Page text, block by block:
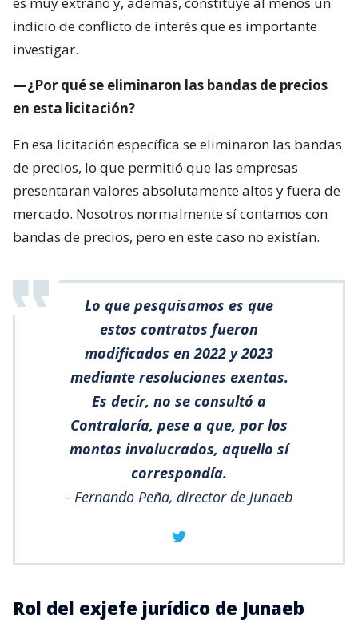
indicio de conflicto de interés que es importante
investigar.
—¿Por qué se eliminaron las bandas de precios
en esta licitación?
En esa licitación específica se eliminaron las bandas
de precios, lo que permitió que las empresas
presentaran valores absolutamente altos y fuera de
mercado. Nosotros normalmente sí contamos con
bandas de precios, pero en este caso no existían.
Lo que pesquisamos es que
estos contratos fueron
modificados en 2022 y 2023
mediante resoluciones exentas.
Es decir, no se consultó a
Contraloría, pese a que, por los
montos involucrados, aquello sí
correspondía.
- Fernando Peña, director de Junaeb
Rol del exjefe jurídico de Junaeb